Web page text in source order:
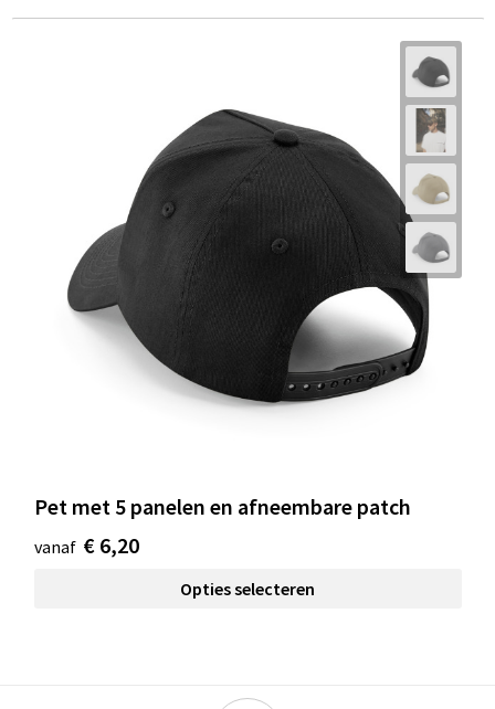
Pet met 5 panelen en afneembare patch
vanaf € 6,20
Opties selecteren